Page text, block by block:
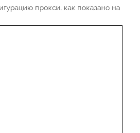
прокси, как показано на